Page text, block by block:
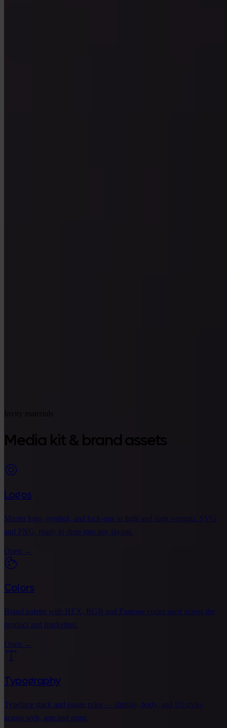
Invity materials
Media kit & brand assets
Logos
Master logo, symbol, and lock-ups in light and dark variants. SVG
and PNG, ready to drop into any layout.
Open →
Colors
Brand palette with HEX, RGB and Pantone codes used across the
product and marketing.
Open →
Typography
Typeface stack and usage rules — display, body, and UI styles
across web, app and print.